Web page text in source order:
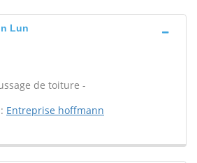
Lun
de toiture -
Entreprise hoffmann